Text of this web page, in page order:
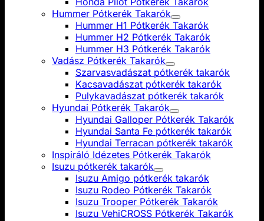
Hummer Pótkerék Takarók
Hummer H1 Pótkerék Takarók
Hummer H2 Pótkerék Takarók
Hummer H3 Pótkerék Takarók
Vadász Pótkerék Takarók
Szarvasvadászat pótkerék takarók
Kacsavadászat pótkerék takarók
Pulykavadászat pótkerék takarók
Hyundai Pótkerék Takarók
Hyundai Galloper Pótkerék Takarók
Hyundai Santa Fe pótkerék takarók
Hyundai Terracan pótkerék takarók
Inspiráló Idézetes Pótkerék Takarók
Isuzu pótkerék takarók
Isuzu Amigo pótkerék takarók
Isuzu Rodeo Pótkerék Takarók
Isuzu Trooper Pótkerék Takarók
Isuzu VehiCROSS Pótkerék Takarók